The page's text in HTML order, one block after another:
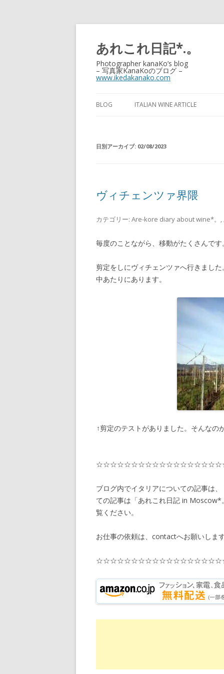
あれこれ日記*.。
Photographer kanaKo’s blog
– 写真家KanaKoのブログ –
www.ikedakanako.com
BLOG ITALIAN WINE ARTICLE
日別アーカイブ: 02/08/2023
ヴィチェンツァ界隈
カテゴリー: Are-kore diary about wine*。 ,
毎度のことながら、移動がたくさんです。
剪定をしにヴィチェンツァへ行きまし
中あたりにあります。
↑剪定のテストがありました。そんなの
ブログ内でイタリアについての記事は
ての記事は「あれこれ日記 in
覧ください。
お仕事の依頼は、contactへお願いします